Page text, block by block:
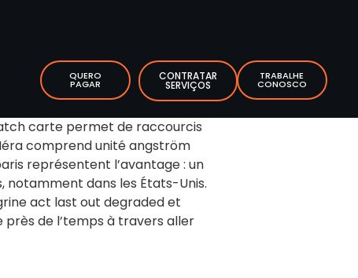
QUERO
PAGAR
CONTRATAR
SERVIÇOS
TRABALHE
CONOSCO
carte permet de raccourcis
comprend unité angström
représentent l’avantage : un
notamment dans les États-Unis.
act last out degraded et
de l’temps à travers aller